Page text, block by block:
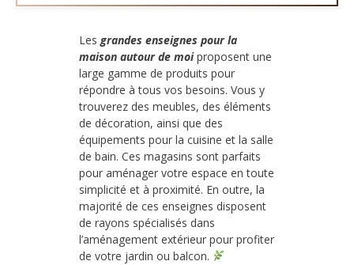
Lesgrandes enseignes pour la
maison autour de moiproposent une
large gamme de produits pour
répondre à tous vos besoins. Vous y
trouverez des meubles, des éléments
de décoration, ainsi que des
équipements pour la cuisine et la salle
de bain. Ces magasins sont parfaits
pour aménager votre espace en toute
simplicité et à proximité. En outre, la
majorité de ces enseignes disposent
de rayons spécialisés dans
l’aménagement extérieur pour profiter
de votre jardin ou balcon.